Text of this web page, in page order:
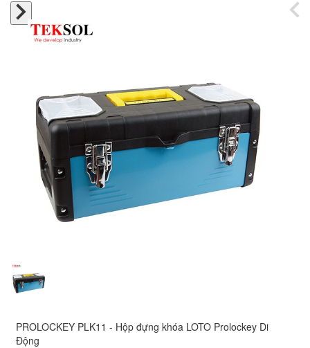
PROLOCKEY PLK11 - Hộp đựng khóa LOTO Prolockey Di
Động